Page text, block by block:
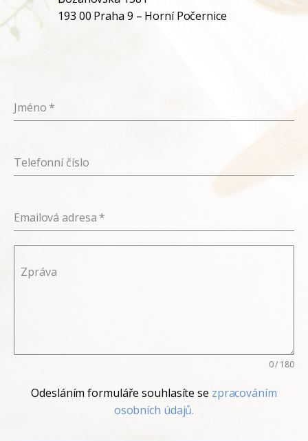
193 00 Praha 9 – Horní Počernice
Jméno *
Telefonní číslo
Emailová adresa *
Zpráva
0 / 180
Odesláním formuláře souhlasíte se zpracováním
osobních údajů.